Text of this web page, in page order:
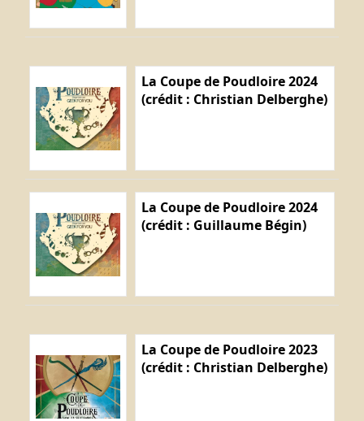
La Coupe de Poudloire 2024
(crédit : Christian Delberghe)
La Coupe de Poudloire 2024
(crédit : Guillaume Bégin)
La Coupe de Poudloire 2023
(crédit : Christian Delberghe)